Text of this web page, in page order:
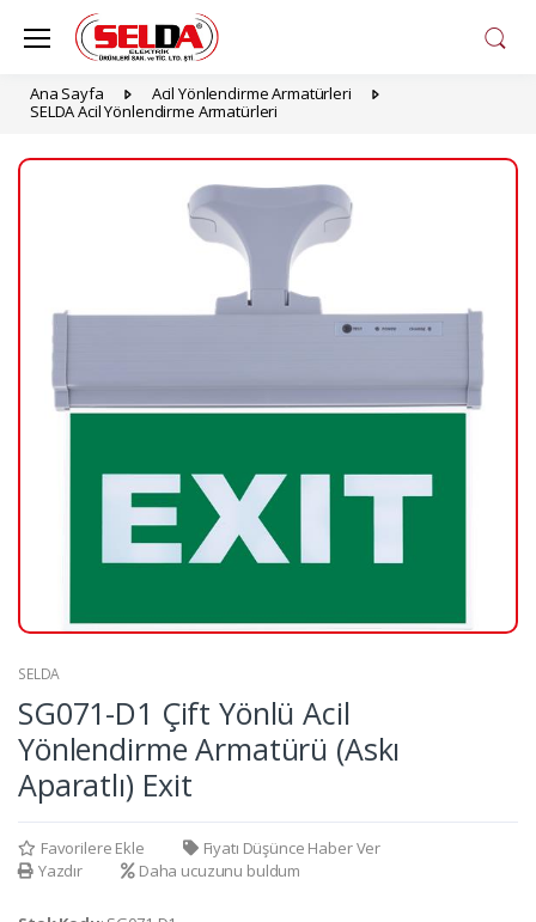
Ana Sayfa
Acil Yönlendirme Armatürleri
SELDA Acil Yönlendirme Armatürleri
SELDA
SG071-D1 Çift Yönlü Acil
Yönlendirme Armatürü (Askı
Aparatlı) Exit
Favorilere Ekle
Fiyatı Düşünce Haber Ver
Yazdır
Daha ucuzunu buldum